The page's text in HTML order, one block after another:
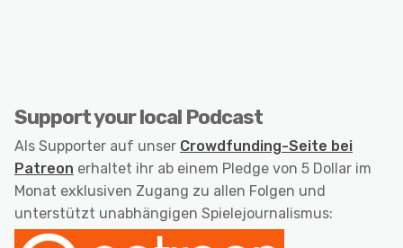
Support your local Podcast
Als Supporter auf unser Crowdfunding-Seite bei
Patreon erhaltet ihr ab einem Pledge von 5 Dollar im
Monat exklusiven Zugang zu allen Folgen und
unterstützt unabhängigen Spielejournalismus: